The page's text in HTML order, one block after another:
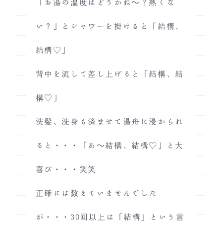
「お湯の温度はどうかね～？熱くな
い？」とシャワーを掛けると「結構、
結構♡」
背中を流して差し上げると「結構、結
構♡」
洗髪、洗身も済ませて湯舟に浸かられ
ると・・・「あ～結構、結構♡」と大
喜び・・・笑笑
正確には数えていませんでした
が・・・30回以上は「結構」という言